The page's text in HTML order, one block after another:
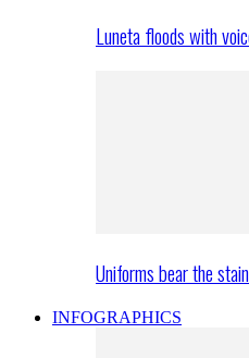
Luneta floods with
Uniforms bear the
INFOGRAPHICS